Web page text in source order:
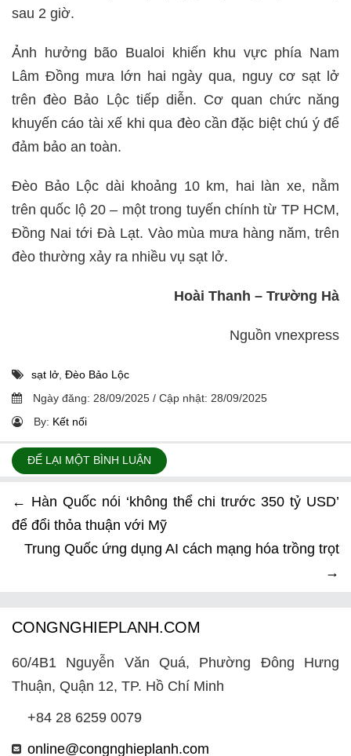
sau 2 giờ.
Ảnh hưởng bão Bualoi khiến khu vực phía Nam
Lâm Đồng mưa lớn hai ngày qua, nguy cơ sạt lở
trên đèo Bảo Lộc tiếp diễn. Cơ quan chức năng
khuyến cáo tài xế khi qua đèo cần đặc biệt chú ý để
đảm bảo an toàn.
Đèo Bảo Lộc dài khoảng 10 km, hai làn xe, nằm
trên quốc lộ 20 – một trong tuyến chính từ TP HCM,
Đồng Nai tới Đà Lạt. Vào mùa mưa hàng năm, trên
đèo thường xảy ra nhiều vụ sạt lở.
Hoài Thanh – Trường Hà
Nguồn vnexpress
sạt lở Đèo Bảo Lộc
Ngày đăng: 28/09/2025 / Cập nhật: 28/09/2025
By: Kết nối
ĐỂ LẠI MỘT BÌNH LUẬN
← Hàn Quốc nói ‘không thể chi trước 350 tỷ USD’
để đổi thỏa thuận với Mỹ
Trung Quốc ứng dụng AI cách mạng hóa trồng trọt
→
CONGNGHIEPLANH.COM
60/4B1 Nguyễn Văn Quá, Phường Đông Hưng
Thuận, Quận 12, TP. Hồ Chí Minh
+84 28 6259 0079
online@congnghieplanh.com